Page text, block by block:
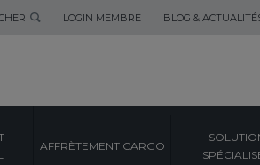
LOGIN MEMBRE BLOG &
AFFRÈTEMENT CARGO